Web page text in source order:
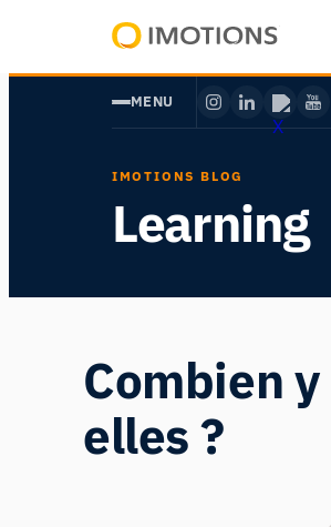
contenu
Human
MENU
IMOTIONS BLOG
Learning
Combien
elles ?